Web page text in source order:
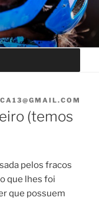
(temos
pelos fracos
que lhes foi
que possuem